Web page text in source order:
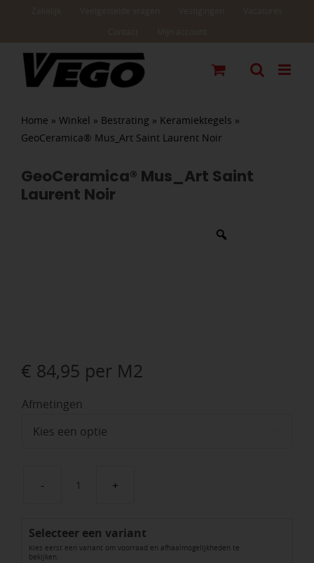
Home » Winkel » Bestrating » Keramiektegels »
GeoCeramica® Mus_Art Saint Laurent Noir
GeoCeramica® Mus_Art Saint
Laurent Noir
€ 84,95 per M2
Afmetingen
GeoCeramica®
Saint
Laurent
Selecteer een variant
Kies eerst een variant om voorraad en afhaalmogelijkheden te
bekijken.